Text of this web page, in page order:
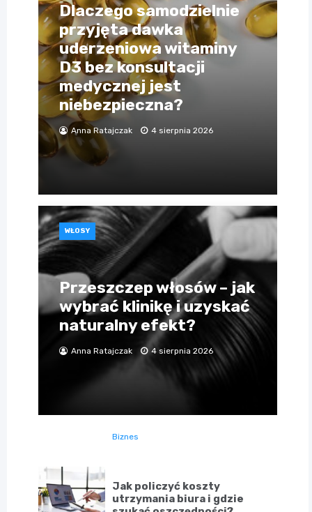
Dlaczego samodzielnie
przyjęta dawka
uderzeniowa witaminy
D3 bez konsultacji
medycznej jest
niebezpieczna?
Anna Ratajczak 4 sierpnia 2026
WŁOSY
Przeszczep włosów – jak
wybrać klinikę i uzyskać
naturalny efekt?
Anna Ratajczak 4 sierpnia 2026
Biznes
Jak policzyć koszty
utrzymania biura i gdzie